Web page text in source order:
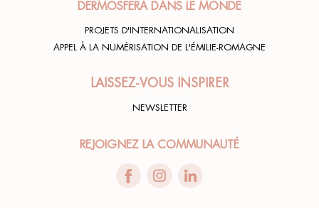
DERMOSFERA DANS LE MONDE
PROJETS D'INTERNATIONALISATION
APPEL À LA NUMÉRISATION DE L'ÉMILIE-ROMAGNE
LAISSEZ-VOUS INSPIRER
NEWSLETTER
REJOIGNEZ LA COMMUNAUTÉ